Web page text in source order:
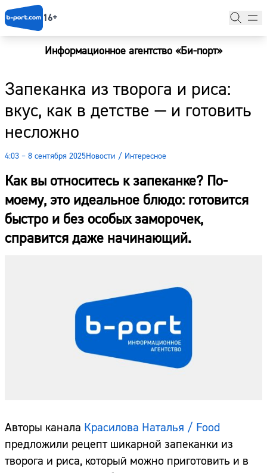
16+
Информационное агентство «Би-порт»
Запеканка из творога и риса:
вкус, как в детстве — и готовить
несложно
4:03 – 8 сентября 2025Новости / Интересное
Как вы относитесь к запеканке? По-
моему, это идеальное блюдо: готовится
быстро и без особых заморочек,
справится даже начинающий.
Авторы канала Красилова Наталья / Food
предложили рецепт шикарной запеканки из
творога и риса, который можно приготовить и в
Новости
Наши гости
Фоторепортажи
Погода
Курсы валют